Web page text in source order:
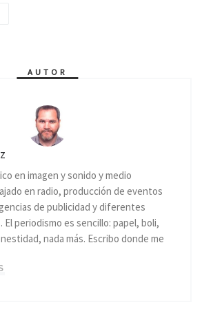
AUTOR
en imagen y sonido y medio
en radio, producción de eventos
de publicidad y diferentes
El periodismo es sencillo: papel, boli,
nada más. Escribo donde me